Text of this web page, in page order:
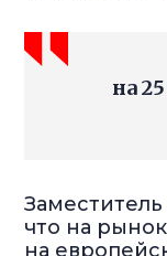
на
что на
на